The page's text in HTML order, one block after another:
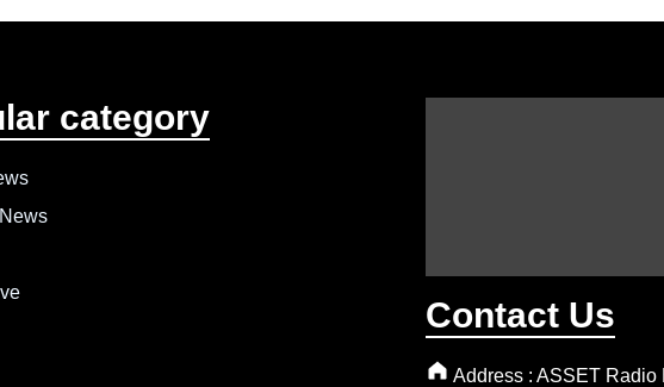
category
Contact Us
Address : ASSET Radio